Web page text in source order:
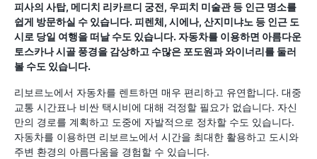
피사의 사탑, 메디치 리카르디 궁전, 우피치 미술관 등 인근 명소를
쉽게 방문하실 수 있습니다. 피렌체, 시에나, 산지미냐노 등 인근 도
시로 당일 여행을 떠날 수도 있습니다. 자동차를 이용하면 아름다운
토스카나 시골 풍경을 감상하고 수많은 포도원과 와이너리를 둘러
볼 수도 있습니다.
리보르노에서 자동차를 렌트하면 매우 편리하고 유연합니다. 대중
교통 시간표나 비싼 택시비에 대해 걱정할 필요가 없습니다. 자신
만의 경로를 계획하고 도중에 자발적으로 정차할 수도 있습니다.
자동차를 이용하면 리보르노에서 시간을 최대한 활용하고 도시와
주변 환경의 아름다움을 경험할 수 있습니다.